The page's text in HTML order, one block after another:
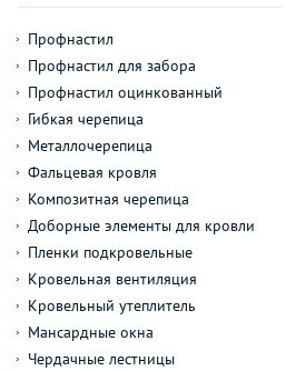
Профнастил
Профнастил для забора
Профнастил оцинкованный
Гибкая черепица
Металлочерепица
Фальцевая кровля
Композитная черепица
Доборные элементы для кровли
Пленки подкровельные
Кровельная вентиляция
Кровельный утеплитель
Мансардные окна
Чердачные лестницы